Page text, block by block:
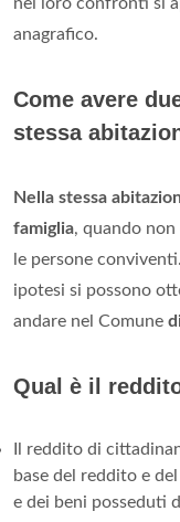
anagrafico.
Come avere
stessa